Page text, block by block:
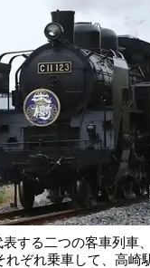
する二つの客車列車
れぞれ乗車して、高崎